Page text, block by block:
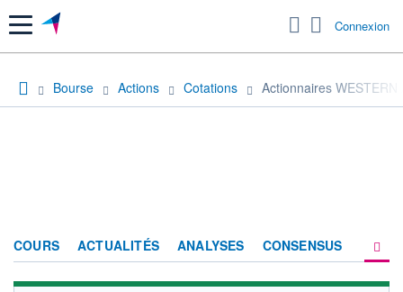
Menu Connexion
Bourse Actions Cotations Actionnaires WESTERN
COURS ACTUALITÉS ANALYSES CONSENSUS